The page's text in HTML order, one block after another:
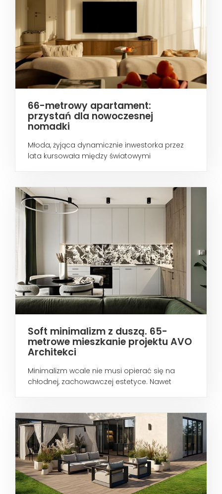
66-metrowy apartament:
przystań dla nowoczesnej
nomadki
Młoda, żyjąca dynamicznie inwestorka przez
lata kursowała między światowymi
Soft minimalizm z duszą. 65-
metrowe mieszkanie projektu AVO
Architekci
Minimalizm wcale nie musi opierać się na
chłodnej, zachowawczej estetyce. Nawet